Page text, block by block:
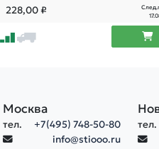
228,00₽
Москва
тел.
+7(495) 748-50-80
info@stiooo.ru
тел.